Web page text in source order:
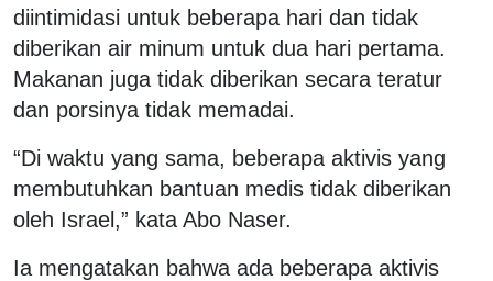
diintimidasi untuk beberapa hari dan tidak
diberikan air minum untuk dua hari pertama.
Makanan juga tidak diberikan secara teratur
dan porsinya tidak memadai.
“Di waktu yang sama, beberapa aktivis yang
membutuhkan bantuan medis tidak diberikan
oleh Israel,” kata Abo Naser.
Ia mengatakan bahwa ada beberapa aktivis